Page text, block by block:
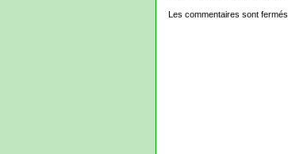
Les commentaires sont fermés.